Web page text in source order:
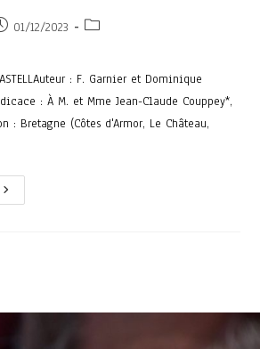
01/12/2023
: F. Garnier et Dominique
: À M. et Mme Jean-Claude Couppey*,
: Bretagne (Côtes d'Armor, Le Château,